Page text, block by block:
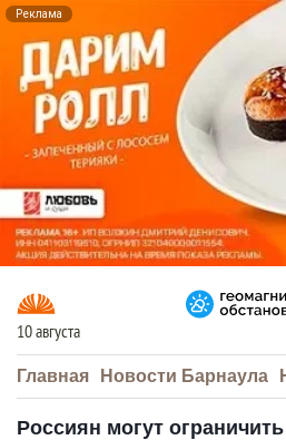
Реклама
10 августа
Главная Новости Барнаула
Россиян могут